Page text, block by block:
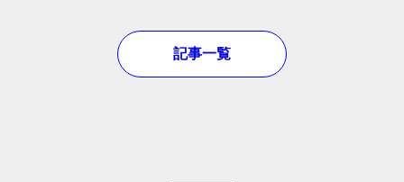
記事一覧